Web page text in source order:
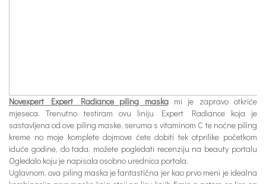
Novexpert Expert Radiance piling maskami je zapravo otkriće
mjeseca. Trenutno testiram ovu liniju Expert Radiance koja je
sastavljena od ove piling maske, seruma s vitaminom C te noćne piling
kreme no moje komplete dojmove ćete dobiti tek otprilike početkom
iduće godine, do tada, možete pogledati recenziju na beauty portalu
Ogledalo koju je napisala osobno urednica portala.
Uglavnom, ova piling maska je fantastična jer kao prvo meni je idealna